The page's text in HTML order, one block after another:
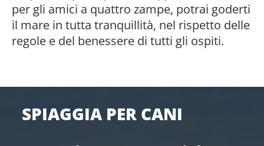
per gli amici a quattro zampe, potrai goderti
il mare in tutta tranquillità, nel rispetto delle
regole e del benessere di tutti gli ospiti.
SPIAGGIA PER CANI